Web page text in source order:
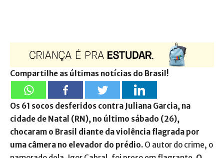
Compartilhe as últimas notícias do Brasil!
Os 61 socos desferidos contra Juliana Garcia, na
cidade de Natal (RN), no último sábado (26),
chocaram o Brasil diante da violência flagrada por
uma câmera no elevador do prédio. O autor do crime, o